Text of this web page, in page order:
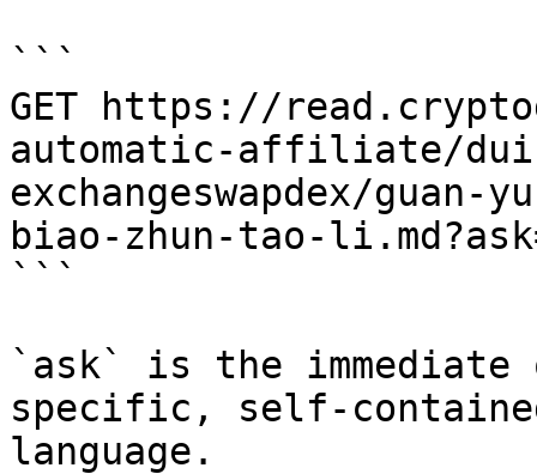
```
GET https://
automatic-affiliate/
exchangeswapdex/
biao-zhun-tao-
```
`ask` is the
specific, self-
language.